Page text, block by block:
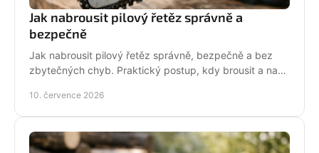
Jak nabrousit pilový řetěz správně a
bezpečně
Jak nabrousit pilový řetěz správně, bezpečně a bez
zbytečných chyb. Praktický postup, kdy brousit a na
10. července 2026